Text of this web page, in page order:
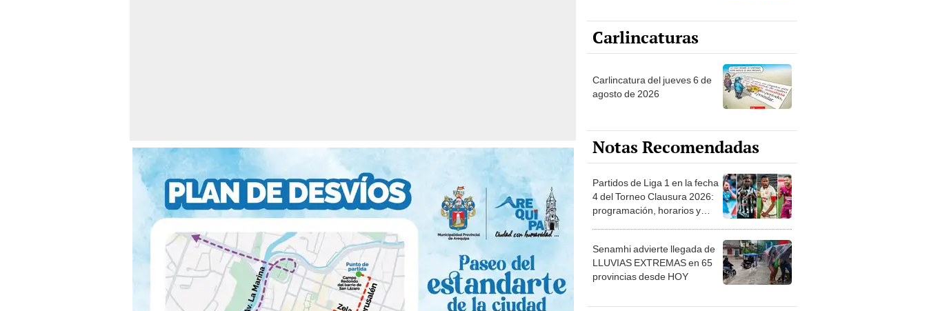
Carlincaturas
Carlincatura del jueves 6 de
agosto de 2026
Notas Recomendadas
Partidos de Liga 1 en la fecha
4 del Torneo Clausura 2026:
programación, horarios y
Senamhi advierte llegada de
LLUVIAS EXTREMAS en 65
provincias desde HOY